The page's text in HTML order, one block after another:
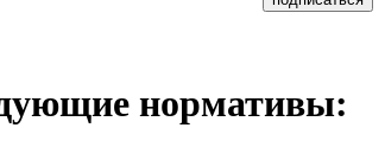
нормативы: